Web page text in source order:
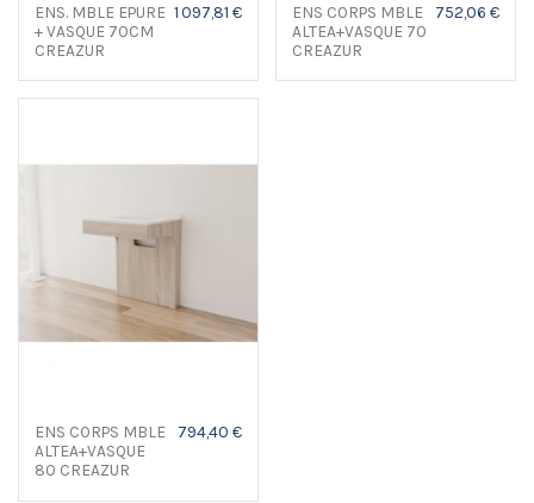
ENS. MBLE EPURE
+ VASQUE 70CM
CREAZUR
1 097,81 €
ENS CORPS MBLE
ALTEA+VASQUE 70
CREAZUR
752,06 €
ENS CORPS MBLE
ALTEA+VASQUE
80 CREAZUR
794,40 €